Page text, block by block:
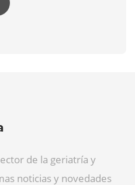
de la geriatría y
noticias y novedades